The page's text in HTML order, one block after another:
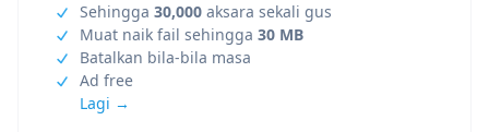
Sehingga 30,000 aksara sekali gus
Muat naik fail sehingga 30 MB
Batalkan bila-bila masa
Ad free
Lagi →